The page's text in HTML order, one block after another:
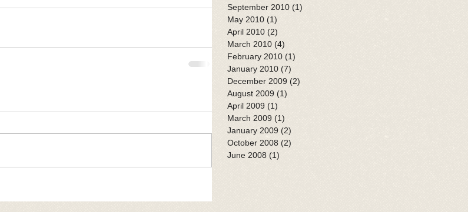
September 2010 (1)
May 2010 (1)
April 2010 (2)
March 2010 (4)
February 2010 (1)
January 2010 (7)
December 2009 (2)
August 2009 (1)
April 2009 (1)
March 2009 (1)
January 2009 (2)
October 2008 (2)
June 2008 (1)